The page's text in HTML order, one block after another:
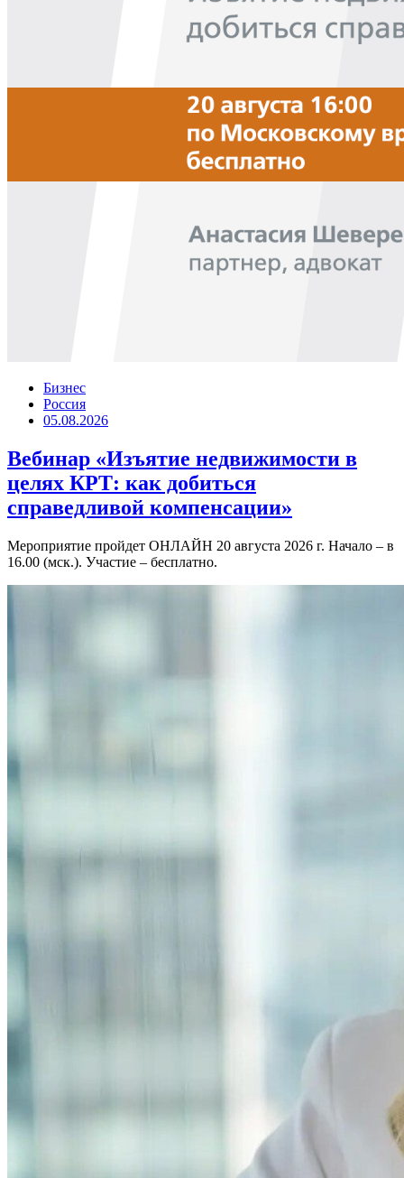
Бизнес
Россия
05.08.2026
Вебинар «Изъятие недвижимости в
целях КРТ: как добиться
справедливой компенсации»
Мероприятие пройдет ОНЛАЙН 20 августа 2026 г. Начало – в
16.00 (мск.). Участие – бесплатно.